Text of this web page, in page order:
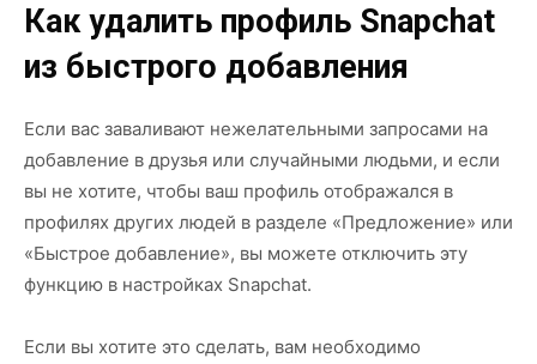
Как удалить профиль Snapchat
из быстрого добавления
Если вас заваливают нежелательными запросами на
добавление в друзья или случайными людьми, и если
вы не хотите, чтобы ваш профиль отображался в
профилях других людей в разделе «Предложение» или
«Быстрое добавление», вы можете отключить эту
функцию в настройках Snapchat.
Если вы хотите это сделать, вам необходимо